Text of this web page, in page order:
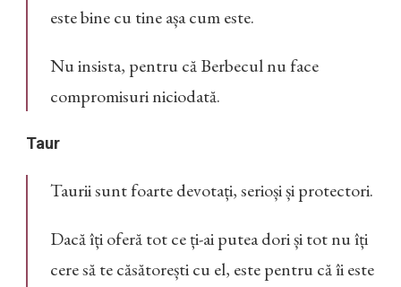
este bine cu tine așa cum este.
Nu insista, pentru că Berbecul nu face
compromisuri niciodată.
Taur
Taurii sunt foarte devotați, serioși și protectori.
Dacă îți oferă tot ce ți-ai putea dori și tot nu îți
cere să te căsătorești cu el, este pentru că îi este